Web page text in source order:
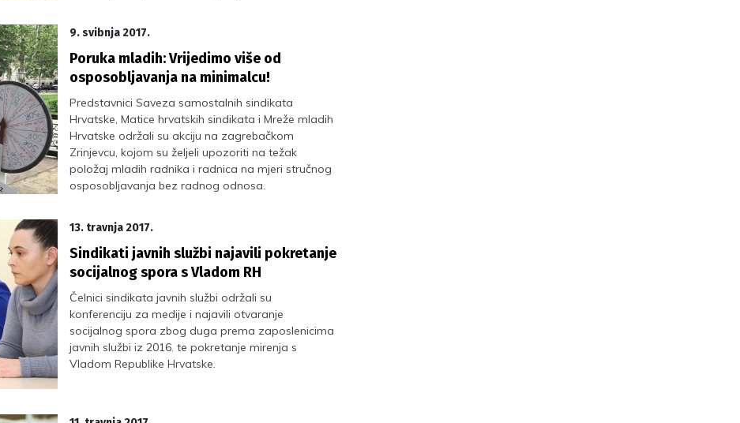
osposobljavanja (SOR) i vraćanja pripravništva kao
standardnog modela ulaska u svijet rada.
9. svibnja 2017.
Poruka mladih: Vrijedimo više od
osposobljavanja na minimalcu!
Predstavnici Saveza samostalnih sindikata
Hrvatske, Matice hrvatskih sindikata i Mreže mladih
Hrvatske održali su akciju na zagrebačkom
Zrinjevcu, kojom su željeli upozoriti na težak
položaj mladih radnika i radnica na mjeri stručnog
osposobljavanja bez radnog odnosa.
13. travnja 2017.
Sindikati javnih službi najavili pokretanje
socijalnog spora s Vladom RH
Čelnici sindikata javnih službi održali su
konferenciju za medije i najavili otvaranje
socijalnog spora zbog duga prema zaposlenicima
javnih službi iz 2016. te pokretanje mirenja s
Vladom Republike Hrvatske.